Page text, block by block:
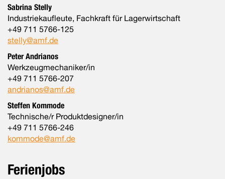
Sabrina Stelly
Industriekaufleute, Fachkraft für Lagerwirtschaft
+49 711 5766-125
stelly@amf.de
Peter Andrianos
Werkzeugmechaniker/in
+49 711 5766-207
andrianos@amf.de
Steffen Kommode
Technische/r Produktdesigner/in
+49 711 5766-246
kommode@amf.de
Ferienjobs